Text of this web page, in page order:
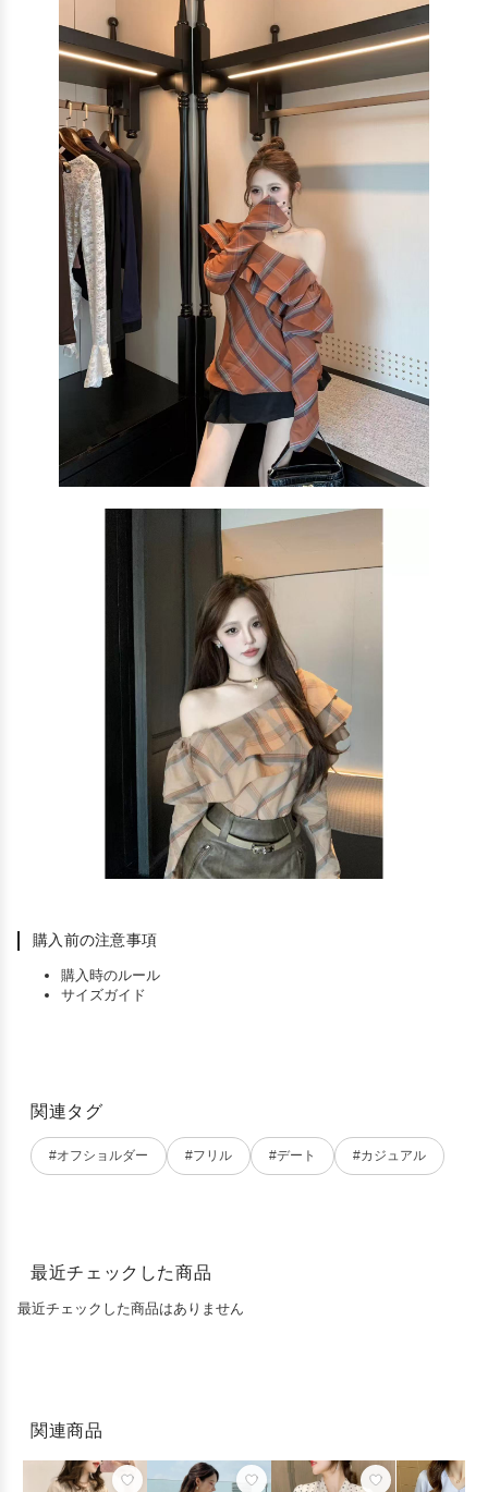
購入前の注意事項
購入時のルール
サイズガイド
関連タグ
#オフショルダー #フリル #デート #カジュアル
最近チェックした商品
最近チェックした商品はありません
関連商品